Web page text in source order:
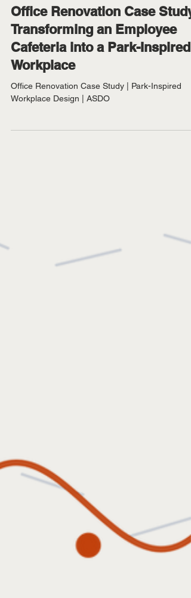
Office Renovation Case Study:
Transforming an Employee
Cafeteria into a Park-Inspired
Workplace
Office Renovation Case Study | Park-Inspired